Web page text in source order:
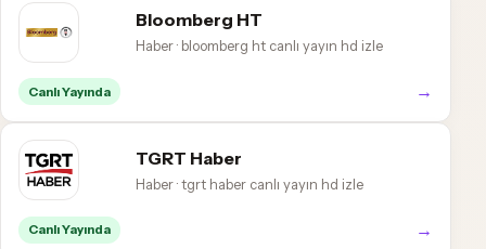
Bloomberg HT
Haber · bloomberg ht canlı yayın hd izle
Canlı Yayında →
TGRT Haber
Haber · tgrt haber canlı yayın hd izle
Canlı Yayında →